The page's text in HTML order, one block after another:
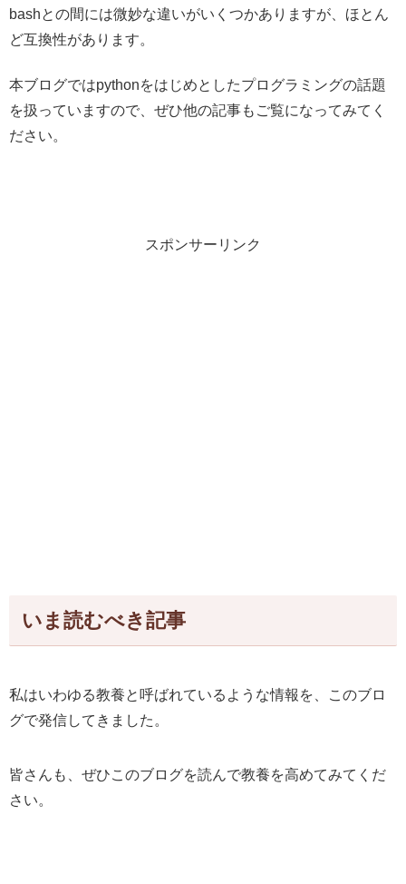
bashとの間には微妙な違いがいくつかありますが、ほとん
ど互換性があります。
本ブログではpythonをはじめとしたプログラミングの話題
を扱っていますので、ぜひ他の記事もご覧になってみてく
ださい。
スポンサーリンク
いま読むべき記事
私はいわゆる教養と呼ばれているような情報を、このブロ
グで発信してきました。
皆さんも、ぜひこのブログを読んで教養を高めてみてくだ
さい。